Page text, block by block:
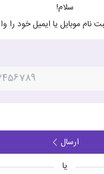
سلام!
نام موبایل یا ایمیل خود را
ارسال
یا